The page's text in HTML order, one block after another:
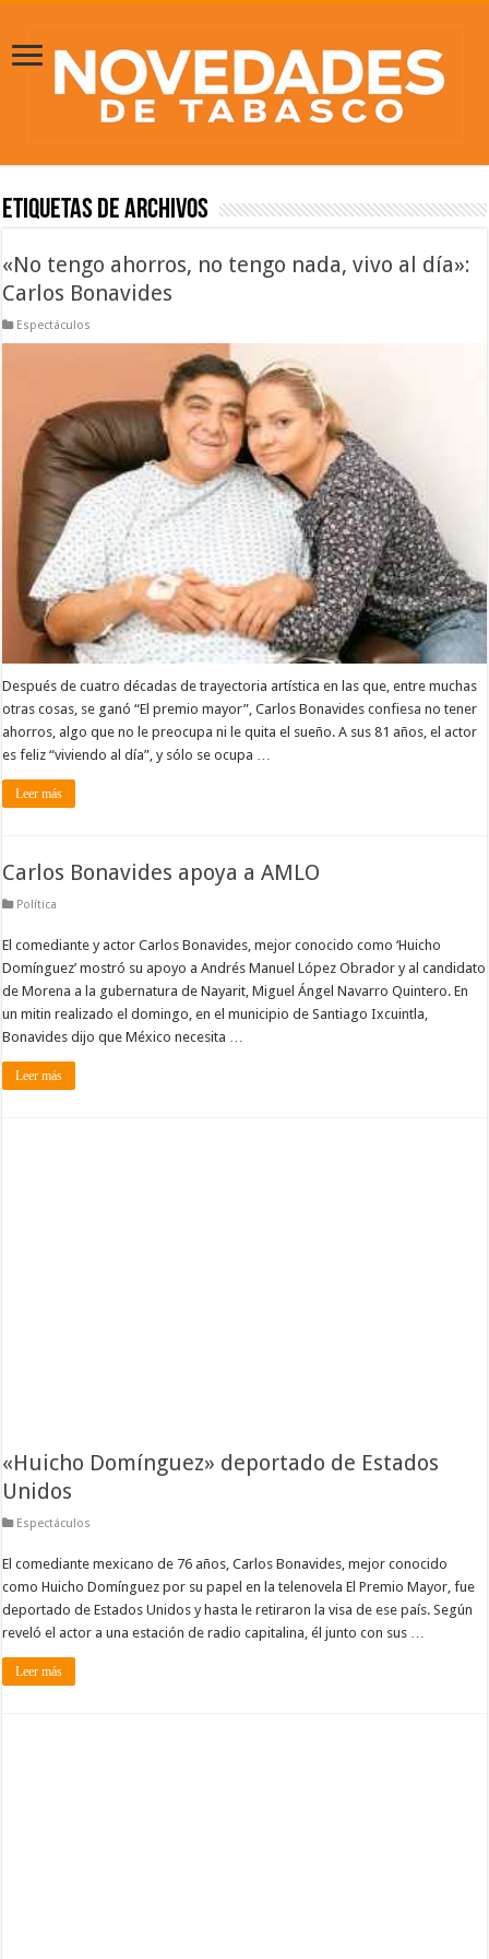
Etiquetas de Archivos
«No tengo ahorros, no tengo nada, vivo al día»:
Carlos Bonavides
Espectáculos
Después de cuatro décadas de trayectoria artística en las que, entre muchas
otras cosas, se ganó “El premio mayor”, Carlos Bonavides confiesa no tener
ahorros, algo que no le preocupa ni le quita el sueño. A sus 81 años, el actor
es feliz “viviendo al día”, y sólo se ocupa …
Leer más
Carlos Bonavides apoya a AMLO
Política
El comediante y actor Carlos Bonavides, mejor conocido como ‘Huicho
Domínguez’ mostró su apoyo a Andrés Manuel López Obrador y al candidato
de Morena a la gubernatura de Nayarit, Miguel Ángel Navarro Quintero. En
un mitin realizado el domingo, en el municipio de Santiago Ixcuintla,
Bonavides dijo que México necesita …
Leer más
«Huicho Domínguez» deportado de Estados
Unidos
Espectáculos
El comediante mexicano de 76 años, Carlos Bonavides, mejor conocido
como Huicho Domínguez por su papel en la telenovela El Premio Mayor, fue
deportado de Estados Unidos y hasta le retiraron la visa de ese país. Según
reveló el actor a una estación de radio capitalina, él junto con sus …
Leer más